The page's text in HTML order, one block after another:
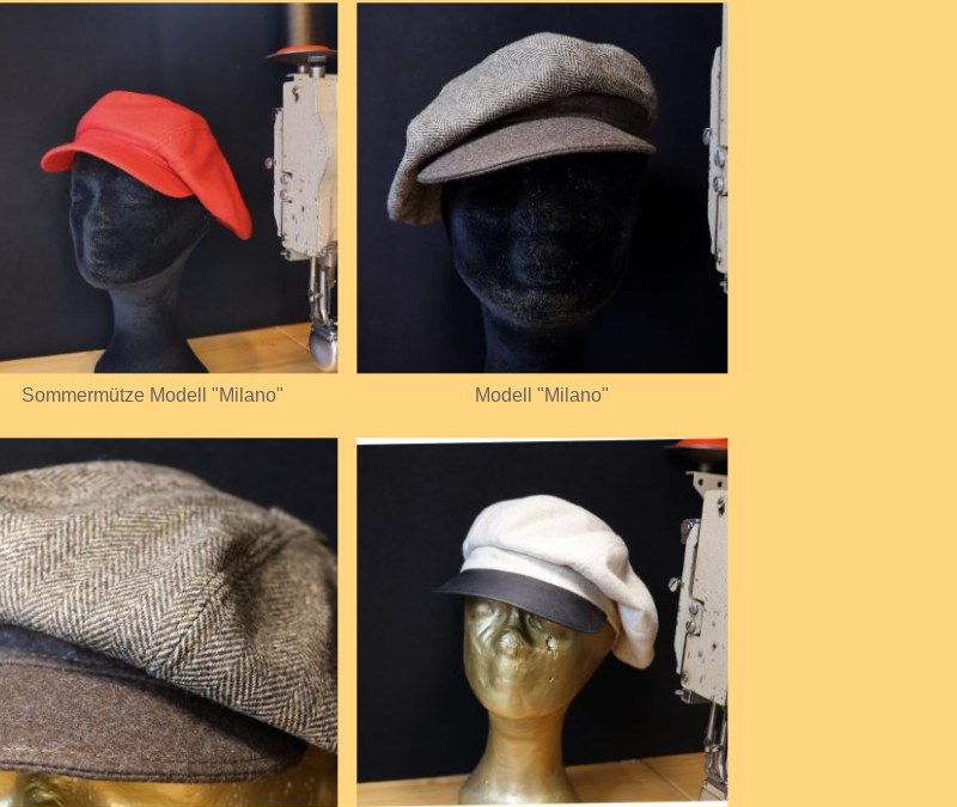
Sommermütze Modell "Milano" Modell "Milano"